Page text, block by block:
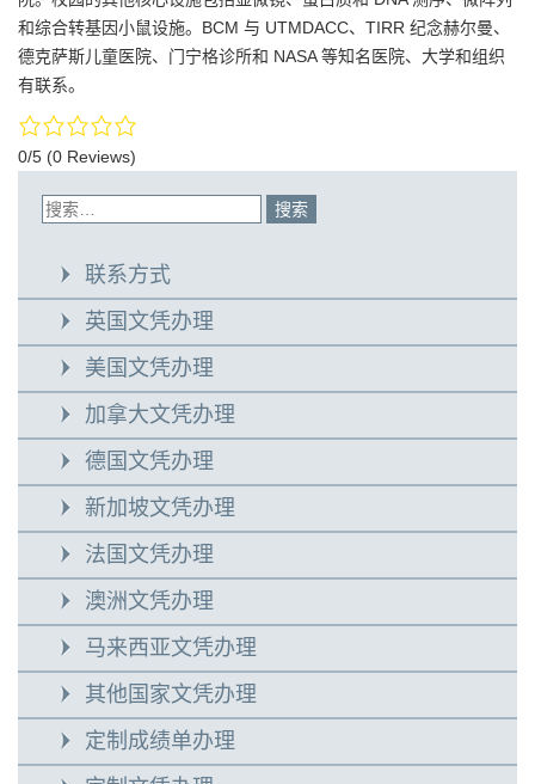
和综合转基因小鼠设施。BCM 与 UTMDACC、TIRR 纪念赫尔曼、
德克萨斯儿童医院、门宁格诊所和 NASA 等知名医院、大学和组织
有联系。
0/5 (0 Reviews)
联系方式
英国文凭办理
美国文凭办理
加拿大文凭办理
德国文凭办理
新加坡文凭办理
法国文凭办理
澳洲文凭办理
马来西亚文凭办理
其他国家文凭办理
定制成绩单办理